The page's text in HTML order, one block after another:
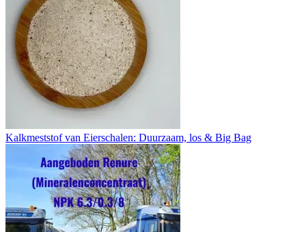
Kalkmeststof van Eierschalen: Duurzaam, los & Big Bag